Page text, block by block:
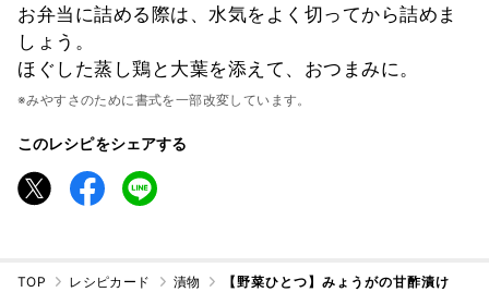
お弁当に詰める際は、水気をよく切ってから詰めま
しょう。
ほぐした蒸し鶏と大葉を添えて、おつまみに。
※みやすさのために書式を一部改変しています。
このレシピをシェアする
TOP レシピカード 漬物 【野菜ひとつ】みょうがの甘酢漬け